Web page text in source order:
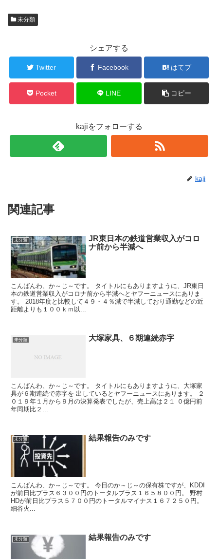
未分類
シェアする
Twitter Facebook はてブ
Pocket LINE コピー
kajiをフォローする
kaji
関連記事
未分類
JR東日本の鉄道営業収入がコロ
ナ前から半減へ
こんばんわ、か～じ～です。 タイトルにもありますように、JR東日
本の鉄道営業収入がコロナ前から半減へとヤフーニュースにありま
す。 2018年度と比較して４９・４％減で半減しており通勤などの近
距離よりも１００ｋｍ以...
未分類 大塚家具、６期連続赤字
こんばんわ、か～じ～です。 タイトルにもありますように、大塚家
具が６期連続で赤字を 出しているとヤフーニュースにあります。 ２
０１９年１月から９月の決算発表でしたが、売上高は２１ ０億円前
年同期比２...
未分類 結果報告のみです
こんばんわ、か～じ～です。 今日のか～じ～の保有株ですが、KDDI
が前日比プラス６３００円のトータルプラス１６５８００円。 野村
HDが前日比プラス５７００円のトータルマイナス１６７２５０円。
細谷火...
未分類 結果報告のみです